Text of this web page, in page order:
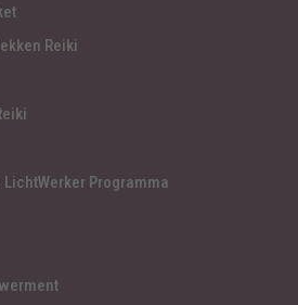
Reiki
Programma